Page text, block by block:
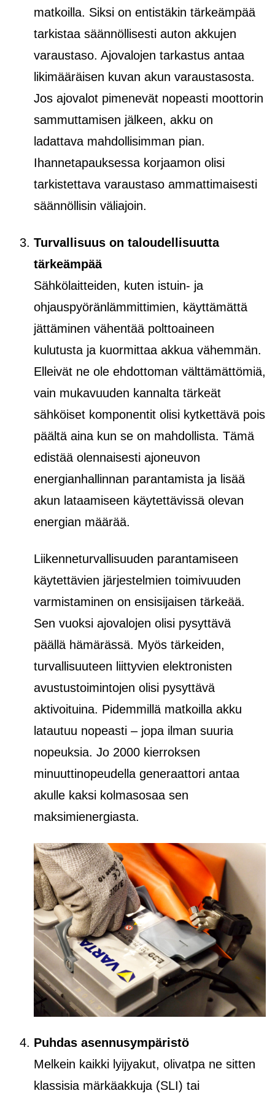
matkoilla. Siksi on entistäkin tärkeämpää
tarkistaa säännöllisesti auton akkujen
varaustaso. Ajovalojen tarkastus antaa
likimääräisen kuvan akun varaustasosta.
Jos ajovalot pimenevät nopeasti moottorin
sammuttamisen jälkeen, akku on
ladattava mahdollisimman pian.
Ihannetapauksessa korjaamon olisi
tarkistettava varaustaso ammattimaisesti
säännöllisin väliajoin.
Turvallisuus on taloudellisuutta
tärkeämpää
Sähkölaitteiden, kuten istuin- ja
ohjauspyöränlämmittimien, käyttämättä
jättäminen vähentää polttoaineen
kulutusta ja kuormittaa akkua vähemmän.
Elleivät ne ole ehdottoman välttämättömiä,
vain mukavuuden kannalta tärkeät
sähköiset komponentit olisi kytkettävä pois
päältä aina kun se on mahdollista. Tämä
edistää olennaisesti ajoneuvon
energianhallinnan parantamista ja lisää
akun lataamiseen käytettävissä olevan
energian määrää.
Liikenneturvallisuuden parantamiseen
käytettävien järjestelmien toimivuuden
varmistaminen on ensisijaisen tärkeää.
Sen vuoksi ajovalojen olisi pysyttävä
päällä hämärässä. Myös tärkeiden,
turvallisuuteen liittyvien elektronisten
avustustoimintojen olisi pysyttävä
aktivoituina. Pidemmillä matkoilla akku
latautuu nopeasti – jopa ilman suuria
nopeuksia. Jo 2000 kierroksen
minuuttinopeudella generaattori antaa
akulle kaksi kolmasosaa sen
maksimienergiasta.
Puhdas asennusympäristö
Melkein kaikki lyijyakut, olivatpa ne sitten
klassisia märkäakkuja (SLI) tai